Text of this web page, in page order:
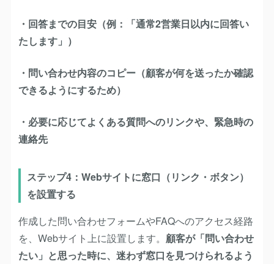
・回答までの目安（例：「通常2営業日以内に回答い
たします」）
・問い合わせ内容のコピー（顧客が何を送ったか確認
できるようにするため）
・必要に応じてよくある質問へのリンクや、緊急時の
連絡先
ステップ4：Webサイトに窓口（リンク・ボタン）
を設置する
作成した問い合わせフォームやFAQへのアクセス経路
を、Webサイト上に設置します。 顧客が「問い合わせ
たい」と思った時に、迷わず窓口を見つけられるよう